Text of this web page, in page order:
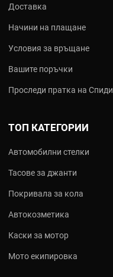
Доставка
Начини на плащане
Условия за връщане
Вашите поръчки
Проследи пратка на Спиди
ТОП КАТЕГОРИИ
Автомобилни стелки
Тасове за джанти
Покривала за кола
Автокозметика
Каски за мотор
Мото екипировка